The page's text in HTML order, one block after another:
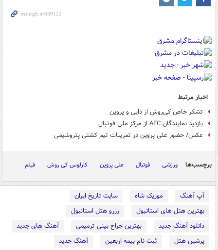
اخبار مرتبط
تشکر خاص کی‌روش از دایی و پروین
بازدید نمایندگان AFC از مرکز ملی فوتبال
عکس/ حضور علی پروین در تمرینات تیم کشتی پتروشیمی
برچسب‌ها ورزشی فوتبال علی پروین کارلوس کی روش فیلم
آپ آهنگ موزیک شاه
سایت تاریخ ایران
بهترین هتل های استانبول
رزرو هتل استانبول
دانلود آهنگ جدید
بهترین جراح بینی ترمیمی
آهنگ های جدید
پرشین هتل
ثبت نام بیمه اربعین
آهنگ جدید